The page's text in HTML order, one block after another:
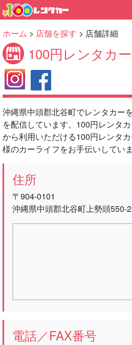
ホーム > 店舗を探す > 店舗詳細
100円レンタカー
沖縄県中頭郡北谷町でレンタカー
を配信しています。100円レンタ
から利用いただける100円レンタ
様のカーライフをお手伝いしていま
住所
〒904-0101
沖縄県中頭郡北谷町上勢頭550-2
電話／FAX番号